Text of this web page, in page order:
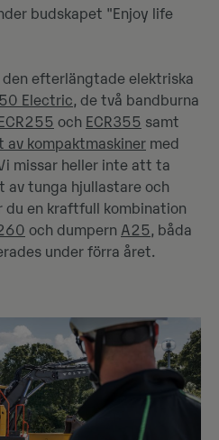
budskapet "Enjoy life
efterlängtade elektriska
Electric, de två bandburna
ECR255 och ECR355 samt
kompaktmaskiner med
missar heller inte att ta
av tunga hjullastare och
en kraftfull kombination
och dumpern A25, båda
under förra året.